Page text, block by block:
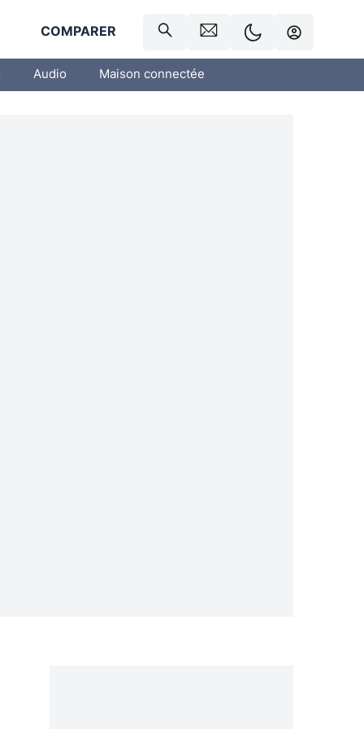
COMPARER
Audio Maison connectée